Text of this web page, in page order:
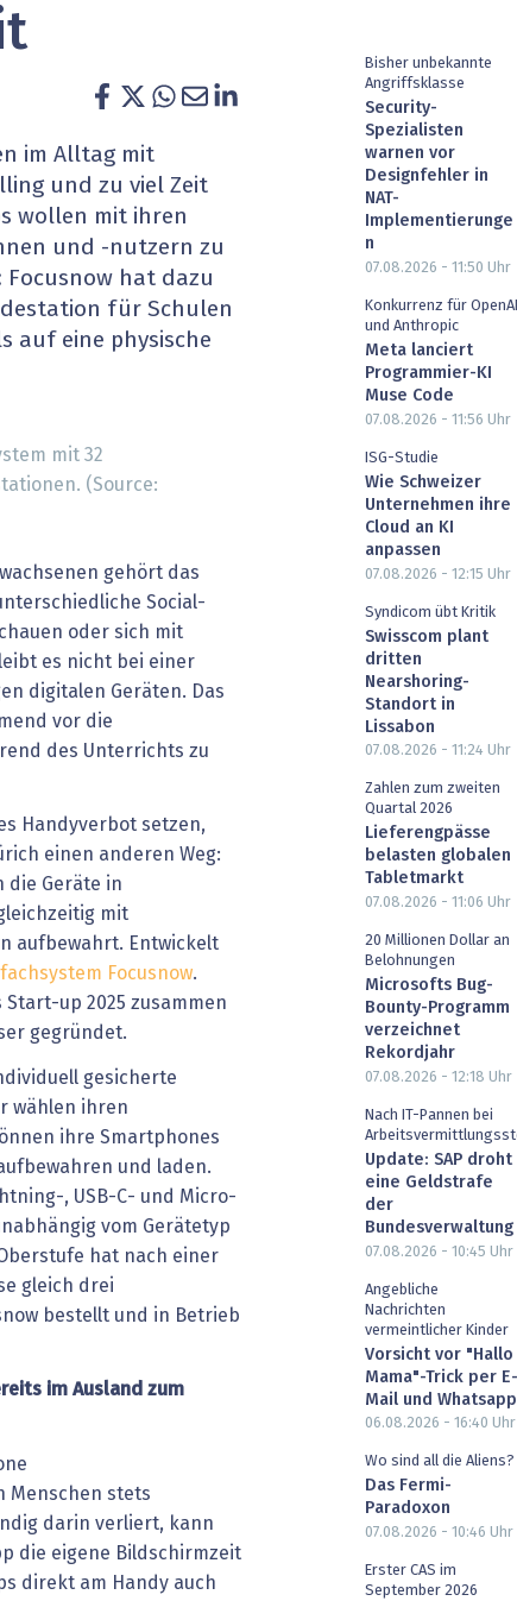
wird digital
Services & Co.
Artificial Intelligence
Fintech & Insurtech
Professional AV & Digital Signage
» alle Specials
im Alltag mit
und zu viel Zeit
wollen mit ihren
und -nutzern zu
hat dazu
für Schulen
auf eine physische
mit 32
(Source:
gehört das
Social-
oder sich mit
es nicht bei einer
digitalen Geräten. Das
vor die
des Unterrichts zu
Handyverbot setzen,
einen anderen Weg:
die Geräte in
mit
aufbewahrt. Entwickelt
Focusnow.
up 2025 zusammen
gegründet.
gesicherte
wählen ihren
ihre Smartphones
und laden.
, USB-C- und Micro-
vom Gerätetyp
hat nach einer
gleich drei
bestellt und in Betrieb
im Ausland zum
Menschen stets
darin verliert, kann
die eigene Bildschirmzeit
direkt am Handy auch
Bisher unbekannte
Angriffsklasse
Security-
Spezialisten
warnen vor
Designfehler in
NAT-
Implementierunge
n
07.08.2026 - 11:50 Uhr
Konkurrenz für OpenAI
und Anthropic
Meta lanciert
Programmier-KI
Muse Code
07.08.2026 - 11:56 Uhr
ISG-Studie
Wie Schweizer
Unternehmen ihre
Cloud an KI
anpassen
07.08.2026 - 12:15 Uhr
Syndicom übt Kritik
Swisscom plant
dritten
Nearshoring-
Standort in
Lissabon
07.08.2026 - 11:24 Uhr
Zahlen zum zweiten
Quartal 2026
Lieferengpässe
belasten globalen
Tabletmarkt
07.08.2026 - 11:06 Uhr
20 Millionen Dollar an
Belohnungen
Microsofts Bug-
Bounty-Programm
verzeichnet
Rekordjahr
07.08.2026 - 12:18 Uhr
Nach IT-Pannen bei
Update: SAP droht
eine Geldstrafe
der
Bundesverwaltung
07.08.2026 - 10:45 Uhr
Angebliche
Nachrichten
vermeintlicher Kinder
Vorsicht vor "Hallo
Mama"-Trick per E-
Mail und Whatsapp
06.08.2026 - 16:40 Uhr
Wo sind all die Aliens?
Das Fermi-
Paradoxon
07.08.2026 - 10:46 Uhr
Erster CAS im
September 2026